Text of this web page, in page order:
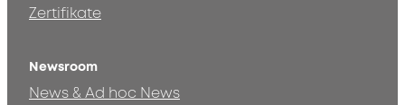
Zertifikate
Newsroom
News & Ad hoc News